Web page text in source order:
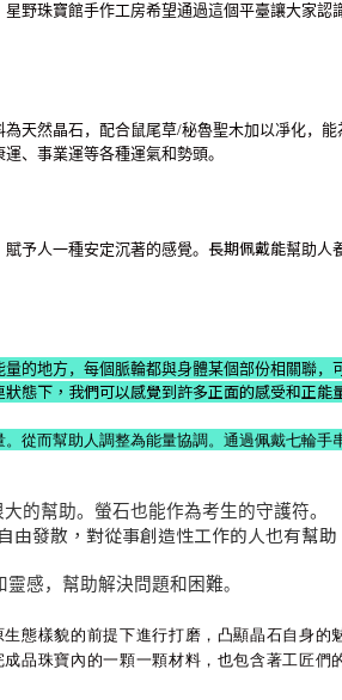
野珠寶館手作工房希望通過這個平臺讓大家
天然晶石，配合鼠尾草/秘魯聖木加以凈化，
、事業運等各種運氣和勢頭。
予人一種安定沉著的感覺。 長期佩戴能幫助人
的地方，每個脈輪都與身體某個部份相關聯，
下，我們可以感覺到許多正面的感受和正
而幫助人調整為能量協調。通過佩戴七輪手
的幫助。螢石也能作為考生的守護符。
發散，對從事創造性工作的人也有幫助
感，幫助解決問題和困難。
態樣貌的前提下進行打磨，凸顯晶石自身
珠寶內的一顆一顆材料，也包含著工匠們